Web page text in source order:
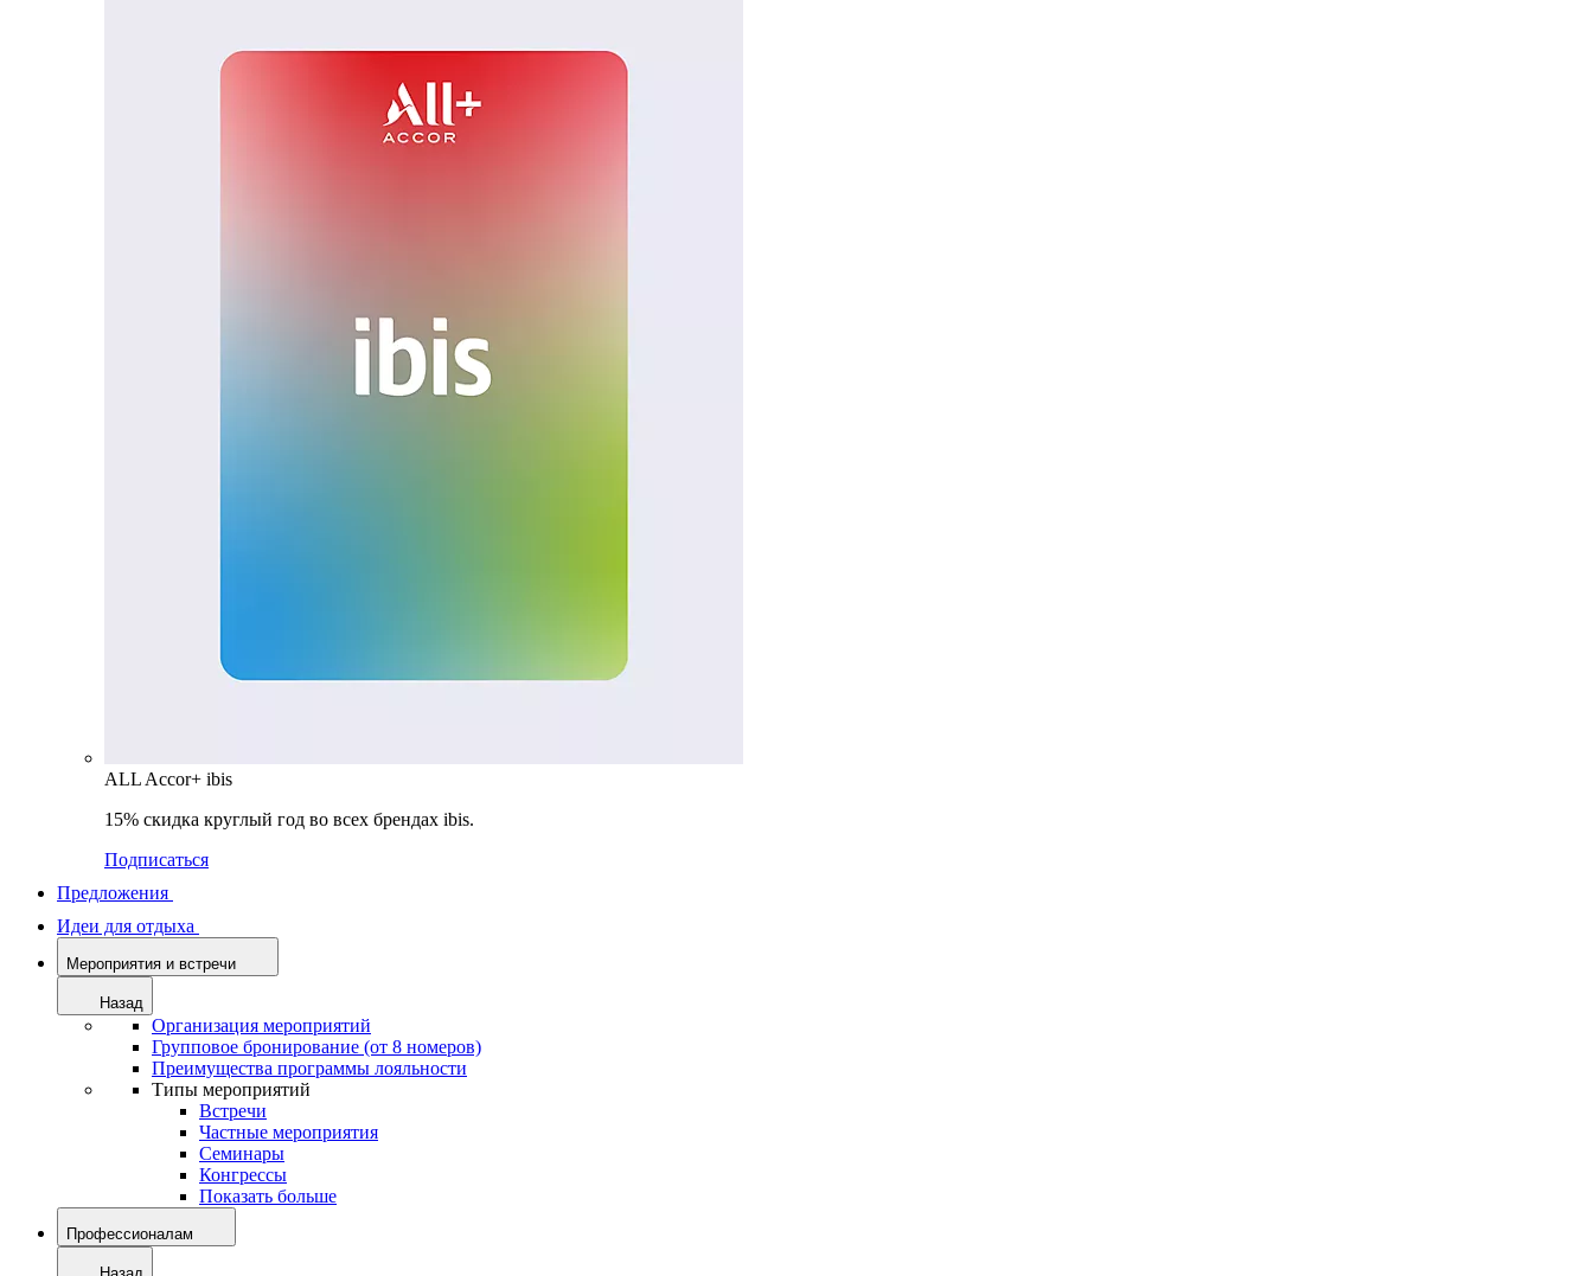
ALL Accor+ ibis
15% скидка круглый год во всех брендах ibis.
Подписаться
Предложения
Идеи для отдыха
Мероприятия и встречи
Назад
Организация мероприятий
Групповое бронирование (от 8 номеров)
Преимущества программы лояльности
Типы мероприятий
Встречи
Частные мероприятия
Семинары
Конгрессы
Показать больше
Профессионалам